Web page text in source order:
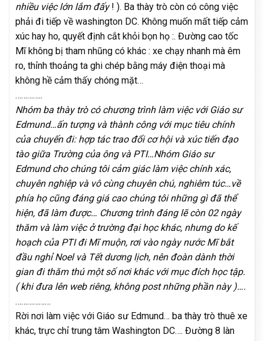
nhiều việc lớn lắm đấy! ). Ba thày trò còn có công việc
phải đi tiếp về washington DC. Không muốn mất tiếp cảm
xúc hay ho, quyết định cắt khỏi bọn họ :. Đường cao tốc
Mĩ không bị tham nhũng có khác : xe chạy nhanh mà êm
ro, thỉnh thoảng ta ghi chép bằng máy điện thoại mà
không hề cảm thấy chóng mặt…
…………..
Nhóm ba thày trò có chương trình làm việc với Giáo sư
Edmund…ấn tượng và thành công với mục tiêu chính
của chuyến đi: hợp tác trao đổi cơ hội và xúc tiến đạo
tào giữa Trường của ông và PTI…Nhóm Giáo sư
Edmund cho chúng tôi cảm giác làm việc chính xác,
chuyên nghiệp và vô cùng chuyên chú, nghiêm túc…về
phía họ cũng đáng giá cao chúng tôi những gì đã thể
hiện, đã làm được… Chương trình đáng lẽ còn 02 ngày
thăm và làm việc ở trường đại học khác, nhưng do kế
hoạch của PTI đi Mĩ muộn, rơi vào ngày nước Mĩ bắt
đầu nghỉ Noel và Tết dương lịch, nên đoàn dành thời
gian đi thăm thú một số nơi khác với mục đích học tập.
( khi đưa lên web riêng, không post những phần này )….
………………
Rời nơi làm việc với Giáo sư Edmund… ba thày trò thuê xe
khác, trực chỉ trung tâm Washington DC…. Đường 8 làn